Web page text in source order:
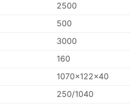
2500
500
3000
160
1070x122x40
250/1040